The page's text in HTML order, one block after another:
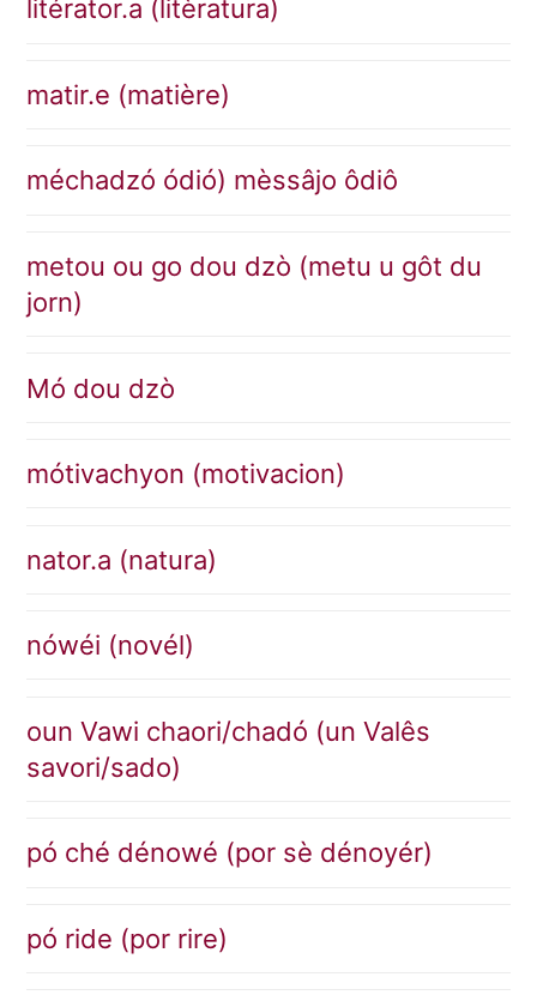
litérator.a (litèratura)
matir.e (matière)
méchadzó ódió) mèssâjo ôdiô
metou ou go dou dzò (metu u gôt du
jorn)
Mó dou dzò
mótivachyon (motivacion)
nator.a (natura)
nówéi (novél)
oun Vawi chaori/chadó (un Valês
savori/sado)
pó ché dénowé (por sè dénoyér)
pó ride (por rire)